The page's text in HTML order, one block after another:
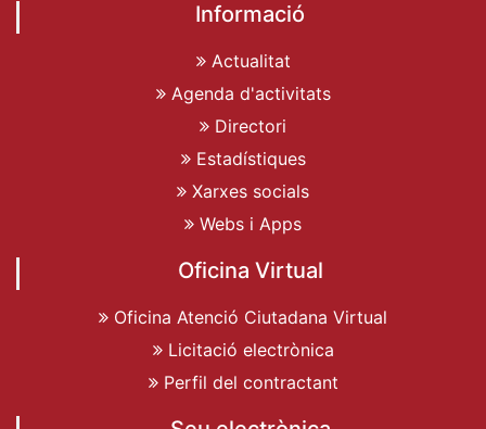
Informació
Actualitat
Agenda d'activitats
Directori
Estadístiques
Xarxes socials
Webs i Apps
Oficina Virtual
Oficina Atenció Ciutadana Virtual
Licitació electrònica
Perfil del contractant